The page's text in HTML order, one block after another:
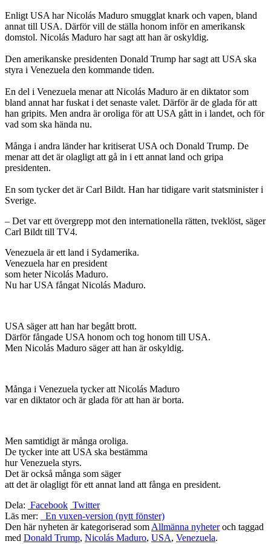
Enligt USA har Nicolás Maduro smugglat knark och vapen, bland
annat till USA. Därför vill de ställa honom inför en amerikansk
domstol. Nicolás Maduro har sagt att han är oskyldig.
Den amerikanske presidenten Donald Trump har sagt att USA ska
styra i Venezuela den kommande tiden.
En del i Venezuela menar att Nicolás Maduro är en diktator som
bland annat har fuskat i det senaste valet. Därför är de glada för att
han gripits. Men andra är oroliga för att USA gått in i landet, och för
vad som ska hända nu.
Många i andra länder har kritiserat USA och Donald Trump. De
menar att det är olagligt att gå in i ett annat land och gripa
presidenten.
En som tycker det är Carl Bildt. Han har tidigare varit statsminister i
Sverige.
– Det var ett övergrepp mot den internationella rätten, tveklöst, säger
Carl Bildt till TV4.
Venezuela är ett land i Sydamerika.
Venezuela har en president
som heter Nicolás Maduro.
Nu har USA fångat Nicolás Maduro.
USA säger att han har begått brott.
Därför fångade USA honom och tog honom till USA.
Men Nicolás Maduro säger att han är oskyldig.
Många i Venezuela tycker att Nicolás Maduro
var en diktator och är glada för att han är borta.
Men samtidigt är många oroliga.
De tycker inte att USA ska bestämma
hur Venezuela styrs.
Det är också många som säger
att det är olagligt för ett annat land att fånga en president.
Dela: Facebook Twitter
Läs mer:
En vuxen-version (nytt fönster)
Den här nyheten är kategoriserad som Allmänna nyheteroch taggad
med Donald Trump, Nicolás Maduro, USA, Venezuela.